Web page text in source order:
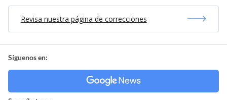
Revisa nuestra página de correcciones
Síguenos en: